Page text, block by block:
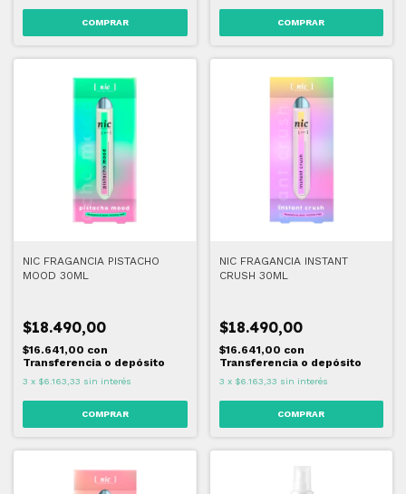
NIC FRAGANCIA PISTACHO
MOOD 30ML
$18.490,00
$16.641,00 con
Transferencia o depósito
3 x $6.163,33 sin interés
NIC FRAGANCIA INSTANT
CRUSH 30ML
$18.490,00
$16.641,00 con
Transferencia o depósito
3 x $6.163,33 sin interés